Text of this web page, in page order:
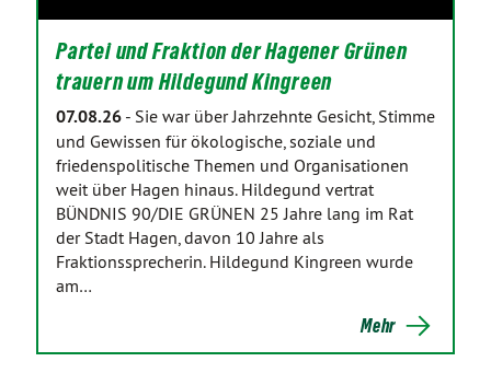
Partei und Fraktion der Hagener Grünen
trauern um Hildegund Kingreen
07.08.26 - Sie war über Jahrzehnte Gesicht, Stimme
und Gewissen für ökologische, soziale und
friedenspolitische Themen und Organisationen
weit über Hagen hinaus. Hildegund vertrat
BÜNDNIS 90/DIE GRÜNEN 25 Jahre lang im Rat
der Stadt Hagen, davon 10 Jahre als
Fraktionssprecherin. Hildegund Kingreen wurde
am…
Mehr